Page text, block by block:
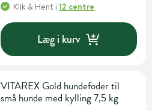
Klik & Hent i12 centre
Læg i kurv
VITAREX Gold hundefoder til
små hunde med kylling 7,5 kg